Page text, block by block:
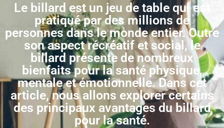
Le billard est un jeu de table qui est
pratiqué par des millions de
personnes dans le monde entier. Outre
son aspect récréatif et social, le
billard présente de nombreux
bienfaits pour la santé physique,
mentale et émotionnelle. Dans cet
article, nous allons explorer certains
des principaux avantages du billard
pour la santé.